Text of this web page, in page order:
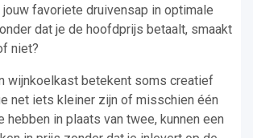
favoriete druivensap in optimale
dat je de hoofdprijs betaalt, smaakt
niet?
wijnkoelkast betekent soms creatief
net iets kleiner zijn of misschien één
hebben in plaats van twee, kunnen een